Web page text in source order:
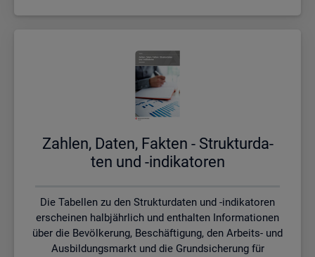
Zah­len, Daten, Fak­ten - Struk­tur­da­
ten und -in­di­ka­to­ren
Die Tabellen zu den Strukturdaten und -indikatoren
erscheinen halbjährlich und enthalten Informationen
über die Bevölkerung, Beschäftigung, den Arbeits- und
Ausbildungsmarkt und die Grundsicherung für